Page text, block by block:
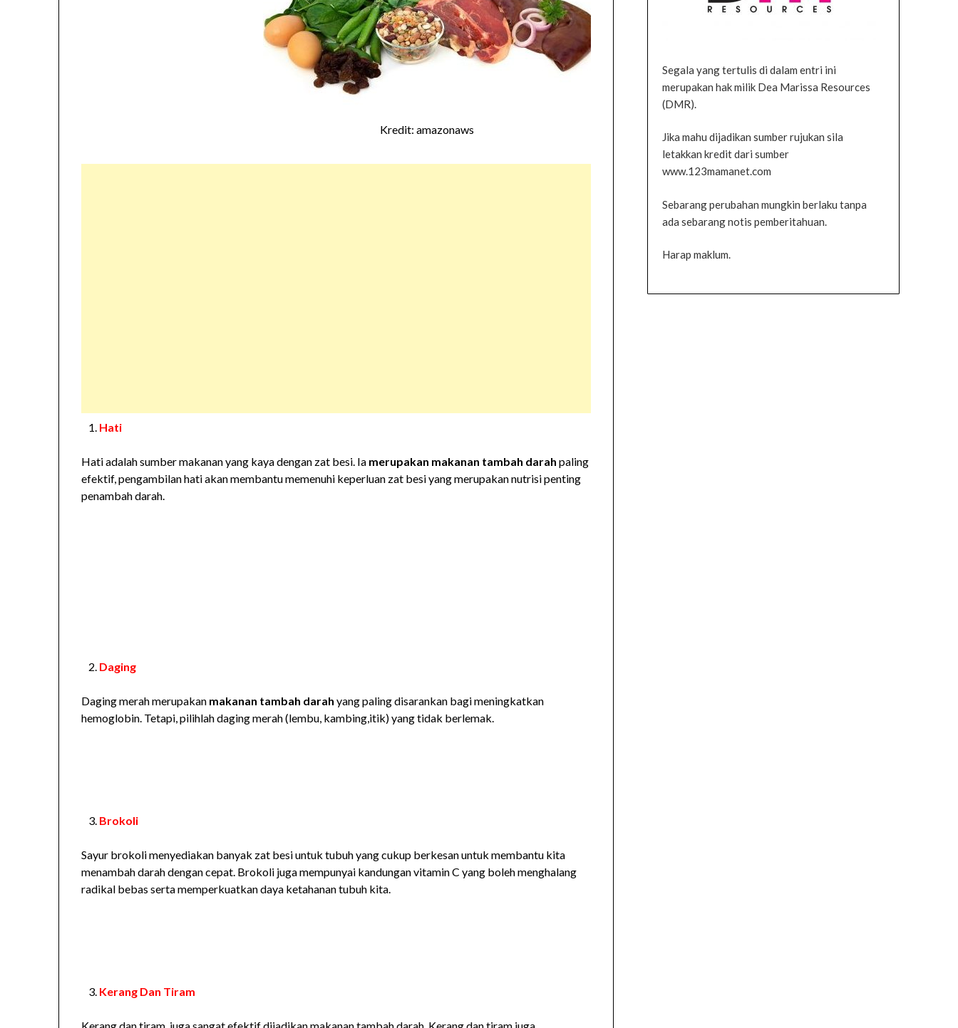
Kredit: amazonaws
Hati
Hati adalah sumber makanan yang kaya dengan zat besi. Ia merupakan makanan tambah darahpaling
efektif, pengambilan hati akan membantu memenuhi keperluan zat besi yang merupakan nutrisi penting
penambah darah.
Daging
Daging merah merupakan makanan tambah darahyang paling disarankan bagi meningkatkan
hemoglobin. Tetapi, pilihlah daging merah (lembu, kambing,itik) yang tidak berlemak.
Brokoli
Sayur brokoli menyediakan banyak zat besi untuk tubuh yang cukup berkesan untuk membantu kita
menambah darah dengan cepat. Brokoli juga mempunyai kandungan vitamin C yang boleh menghalang
radikal bebas serta memperkuatkan daya ketahanan tubuh kita.
Kerang Dan Tiram
Segala yang tertulis di dalam entri ini
merupakan hak milik Dea Marissa Resources
(DMR).
Jika mahu dijadikan sumber rujukan sila
letakkan kredit dari sumber
www.123mamanet.com
Sebarang perubahan mungkin berlaku tanpa
ada sebarang notis pemberitahuan.
Harap maklum.